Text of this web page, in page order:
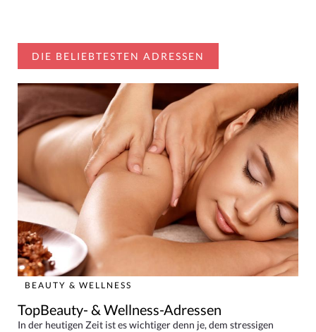
DIE BELIEBTESTEN ADRESSEN
BEAUTY & WELLNESS
TopBeauty- & Wellness-Adressen
In der heutigen Zeit ist es wichtiger denn je, dem stressigen